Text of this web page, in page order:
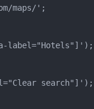
maps/';
label="Hotels"]');
search"]');